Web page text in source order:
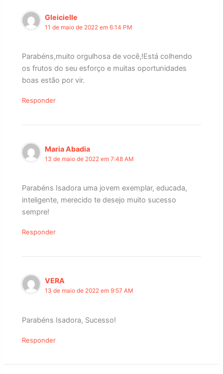
Gleicielle
11 de maio de 2022 em 6:14 PM
Parabéns,muito orgulhosa de você,!Está colhendo
os frutos do seu esforço e muitas oportunidades
boas estão por vir.
Responder
Maria Abadia
13 de maio de 2022 em 7:48 AM
Parabéns Isadora uma jovem exemplar, educada,
inteligente, merecido te desejo muito sucesso
sempre!
Responder
VERA
13 de maio de 2022 em 9:57 AM
Parabéns Isadora, Sucesso!
Responder